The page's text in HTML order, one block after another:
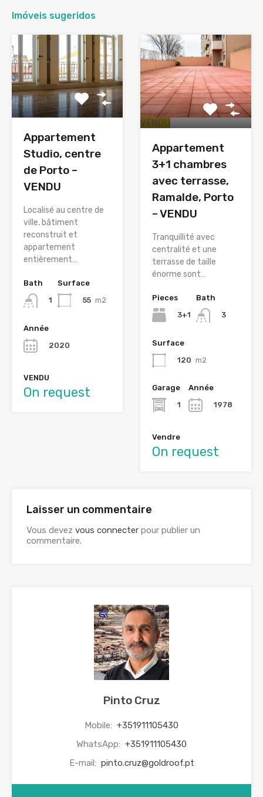
Imóveis sugeridos
Appartement
Studio, centre
de Porto –
VENDU
Localisé au centre de
ville, bâtiment
reconstruit et
appartement
entièrement…
Bath
1
Surface
55 m2
Année
2020
VENDU
On request
VENDU
Appartement
3+1 chambres
avec terrasse,
Ramalde, Porto
– VENDU
Tranquillité avec
centralité et une
terrasse de taille
énorme sont…
Pieces
3+1
Bath
3
Surface
120 m2
Garage
1
Année
1978
Vendre
On request
Laisser un commentaire
Vous devez vous connecter pour publier un
commentaire.
Pinto Cruz
Mobile: +351911105430
WhatsApp: +351911105430
E-mail: pinto.cruz@goldroof.pt